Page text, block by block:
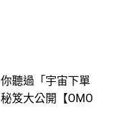
聽過「宇宙下單
笈大公開【OMO